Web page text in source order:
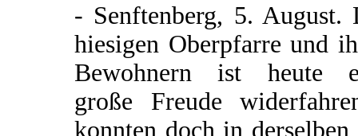
- Senftenberg, 5. August.
hiesigen Oberpfarre und
Bewohnern ist heute
große Freude
konnten doch in derselben